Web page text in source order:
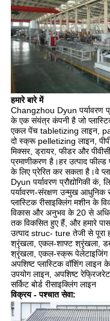
हमारे बारे में
Changzhou Dyun पर्यावरण
के एक संयंत्र कंपनी है जो
एकल पेंच tabletizing लाइन,
दो स्क्रू pelletizing लाइन,
मिक्सर, ड्रायर, फीडर और
प्रमाणीकरण है।हर उत्पाद फील्ड
के लिए प्रेरित कर सकता है।वे
Dyun पर्यावरण प्रौद्योगिकी
पर्यावरण-संरक्षण उन्मुख आधुनिक
प्लास्टिक रीसाइक्लिंग मशीन के
विकास और अनुभव के 20 से अधिक
तक विकसित हुए हैं, और हमारे
उत्पाद struc- ture तेजी से पूरा
श्रृंखला, एकल-शाफ्ट श्रृंखला,
श्रृंखला, एकल-स्क्रू पेलेटाइजिंग
अपशिष्ट प्लास्टिक वॉशिंग लाइन
उपयोग लाइन, अपशिष्ट
सर्किट बोर्ड रीसाइक्लिंग लाइन
विक्रय - पश्चात सेवा: